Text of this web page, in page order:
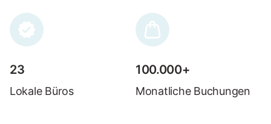
23
Lokale Büros
100.000+
Monatliche Buchungen